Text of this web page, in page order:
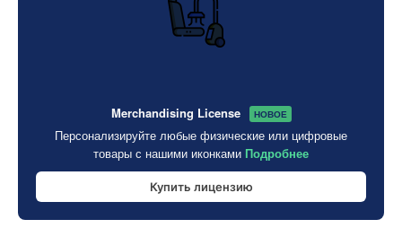
Merchandising License НОВОЕ
Персонализируйте любые физические или цифровые
товары с нашими иконками Подробнее
Купить лицензию